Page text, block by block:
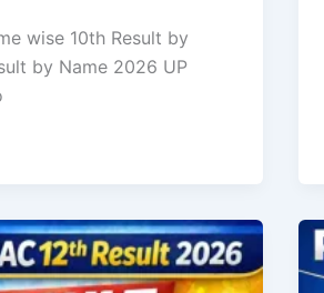
wise 10th Result by
by Name 2026 UP